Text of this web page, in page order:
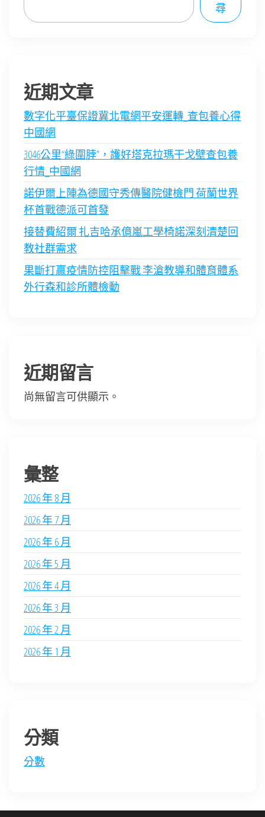
尋
近期文章
數字化平臺保證冀北電網平安運轉_查包養心得
中國網
3046公里“綠圍脖”，護好塔克拉瑪干戈壁查包養
行情_中國網
諾伊爾上陣為德國守秀傳醫院健檢門 荷蘭世界
杯首戰德派可首發
接替費紹爾 扎吉哈承億嵐工學椅諾深刻清楚回
教社群需求
果斷打贏疫情防控阻擊戰 李滄教導和體育體系
外行森和診所體檢動
近期留言
尚無留言可供顯示。
彙整
2026 年 8 月
2026 年 7 月
2026 年 6 月
2026 年 5 月
2026 年 4 月
2026 年 3 月
2026 年 2 月
2026 年 1 月
分類
分數